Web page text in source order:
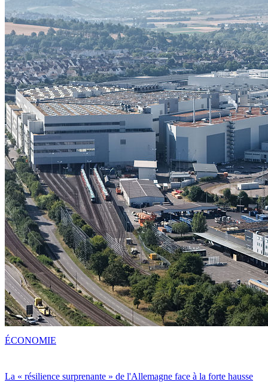
La « résilience surprenante » de l'Allemagne face à la forte hausse
ÉCONOMIE